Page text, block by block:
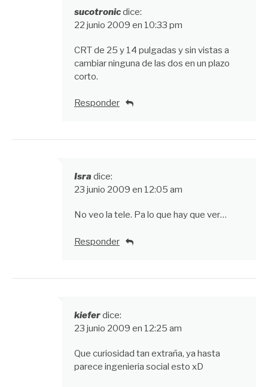
sucotronicdice:
22 junio 2009 en 10:33 pm
CRT de 25 y 14 pulgadas y sin vistas a
cambiar ninguna de las dos en un plazo
corto.
Responder
Isra dice:
23 junio 2009 en 12:05 am
No veo la tele. Pa lo que hay que ver…
Responder
kieferdice:
23 junio 2009 en 12:25 am
Que curiosidad tan extraña, ya hasta
parece ingenieria social esto xD